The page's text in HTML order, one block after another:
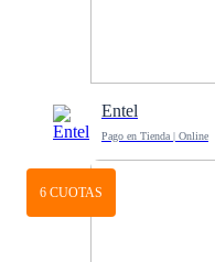
Entel
Pago en Tienda | Online
6 CUOTAS